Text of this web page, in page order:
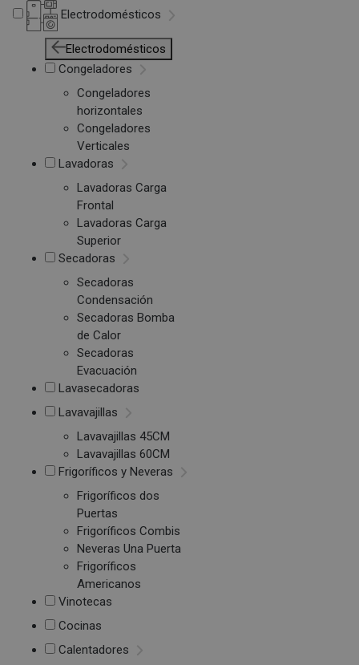
Electrodomésticos
Electrodomésticos
Congeladores
Congeladores
horizontales
Congeladores
Verticales
Lavadoras
Lavadoras Carga
Frontal
Lavadoras Carga
Superior
Secadoras
Secadoras
Condensación
Secadoras Bomba
de Calor
Secadoras
Evacuación
Lavasecadoras
Lavavajillas
Lavavajillas 45CM
Lavavajillas 60CM
Frigoríficos y Neveras
Frigoríficos dos
Puertas
Frigoríficos Combis
Neveras Una Puerta
Frigoríficos
Americanos
Vinotecas
Cocinas
Calentadores